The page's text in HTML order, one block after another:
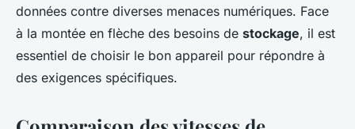
données contre diverses menaces numériques. Face
à la montée en flèche des besoins de stockage, il est
essentiel de choisir le bon appareil pour répondre à
des exigences spécifiques.